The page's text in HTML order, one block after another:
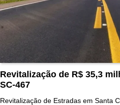
Revitalização de R$ 35,3
SC-467
Revitalização de Estradas em Santa